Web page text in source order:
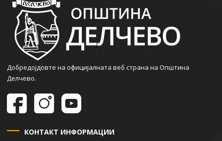
Добредојдовте на официјалната веб страна на Општина
Делчево.
КОНТАКТ ИНФОРМАЦИИ